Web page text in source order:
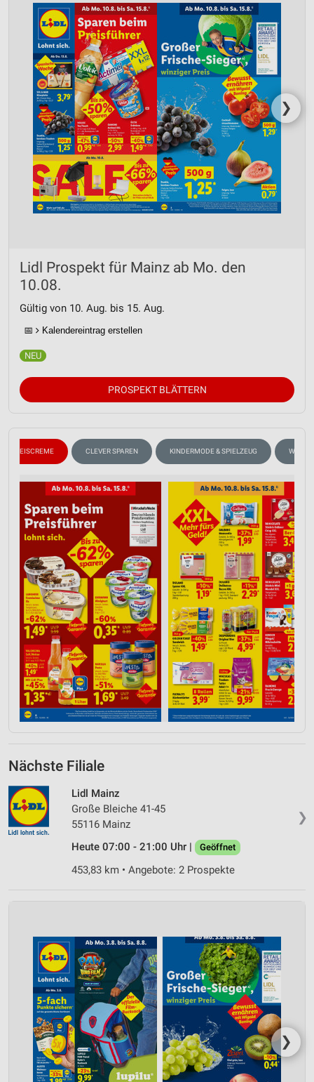
❯
Lidl Prospekt für Mainz ab Mo. den
10.08.
Gültig von 10. Aug. bis 15. Aug.
📅 Kalendereintrag erstellen
PROSPEKT BLÄTTERN
EISCREME CLEVER SPAREN KINDERMODE & SPIELZEUG
Nächste Filiale
❯
Lidl Mainz
Große Bleiche 41-45
55116 Mainz
Heute 07:00 - 21:00 Uhr |
Geöffnet
453,83 km • Angebote: 2 Prospekte
❯